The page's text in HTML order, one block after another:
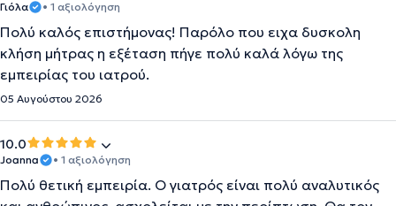
Γιόλα • 1 αξιολόγηση
Πολύ καλός επιστήμονας! Παρόλο που ειχα δυσκολη
κλήση μήτρας η εξέταση πήγε πολύ καλά λόγω της
εμπειρίας του ιατρού.
05 Αυγούστου 2026
10.0
Joanna • 1 αξιολόγηση
Πολύ θετική εμπειρία. Ο γιατρός είναι πολύ αναλυτικός